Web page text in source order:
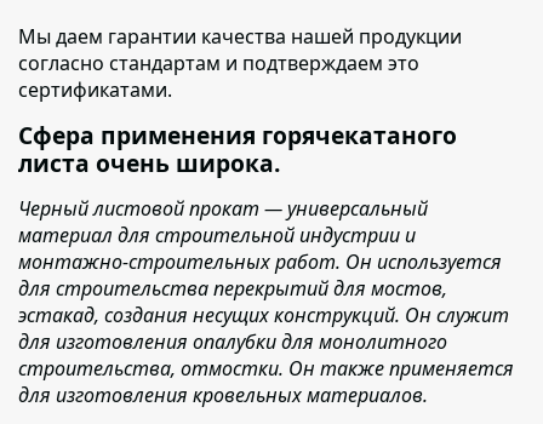
Мы даем гарантии качества нашей продукции
согласно стандартам и подтверждаем это
сертификатами.
Сфера применения горячекатаного
листа очень широка.
Черный листовой прокат — универсальный
материал для строительной индустрии и
монтажно-строительных работ. Он используется
для строительства перекрытий для мостов,
эстакад, создания несущих конструкций. Он служит
для изготовления опалубки для монолитного
строительства, отмостки. Он также применяется
для изготовления кровельных материалов.